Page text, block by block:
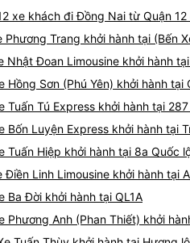
xe khách đi Đồng Nai từ Quận
Phương Trang khởi hành tại (Bến
Nhật Đoan Limousine khởi hành
Hồng Sơn (Phú Yên) khởi hành tại
Tuấn Tú Express khởi hành tại
Bốn Luyện Express khởi hành tại
Tuấn Hiệp khởi hành tại 8a Quốc
Điền Linh Limousine khởi hành tại
Ba Đời khởi hành tại QL1A
Phương Anh (Phan Thiết) khởi